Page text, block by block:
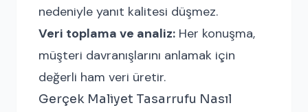
nedeniyle yanıt kalitesi düşmez.
Veri toplama ve analiz: Her konuşma,
müşteri davranışlarını anlamak için
değerli ham veri üretir.
Gerçek Maliyet Tasarrufu Nasıl